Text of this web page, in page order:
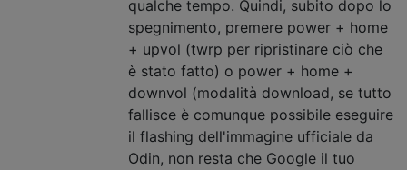
qualche tempo. Quindi, subito dopo lo
spegnimento, premere power + home
+ upvol (twrp per ripristinare ciò che
è stato fatto) o power + home +
downvol (modalità download, se tutto
fallisce è comunque possibile eseguire
il flashing dell'immagine ufficiale da
Odin, non resta che Google il tuo